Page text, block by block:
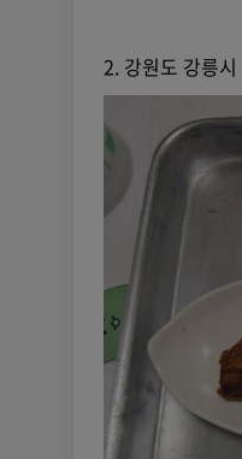
2. 강원도 강릉시